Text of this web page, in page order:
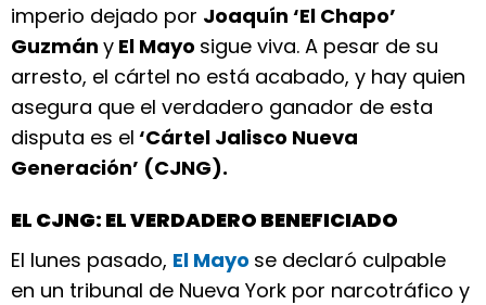
imperio dejado por Joaquín ‘El Chapo’
Guzmán y El Mayo sigue viva. A pesar de su
arresto, el cártel no está acabado, y hay quien
asegura que el verdadero ganador de esta
disputa es el ‘Cártel Jalisco Nueva
Generación’ (CJNG).
EL CJNG: EL VERDADERO BENEFICIADO
El lunes pasado, El Mayo se declaró culpable
en un tribunal de Nueva York por narcotráfico y